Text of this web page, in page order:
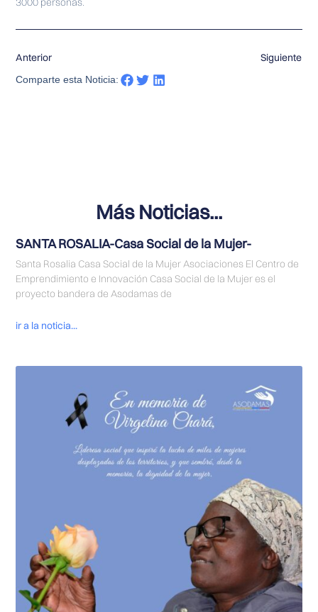
Anterior Siguiente
Comparte esta Noticia:
Más Noticias...
SANTA ROSALIA-Casa Social de la Mujer-
Santa Rosalia Casa Social de la Mujer Asociaciones El Centro de
Emprendimiento e Innovación Casa Social de la Mujer es el
proyecto bandera de Asodamas de
ir a la noticia...